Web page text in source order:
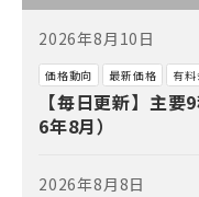
2026年8月10日
価格動向 最新価格 有
【毎日更新】主
6年8月）
2026年8月8日